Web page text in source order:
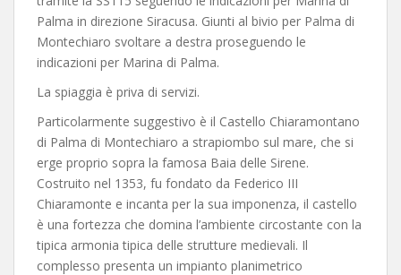
Palma in direzione Siracusa. Giunti al bivio per Palma di
Montechiaro svoltare a destra proseguendo le
indicazioni per Marina di Palma.
La spiaggia è priva di servizi.
Particolarmente suggestivo è il Castello Chiaramontano
di Palma di Montechiaro a strapiombo sul mare, che si
erge proprio sopra la famosa Baia delle Sirene.
Costruito nel 1353, fu fondato da Federico III
Chiaramonte e incanta per la sua imponenza, il castello
è una fortezza che domina l’ambiente circostante con la
tipica armonia tipica delle strutture medievali. Il
complesso presenta un impianto planimetrico